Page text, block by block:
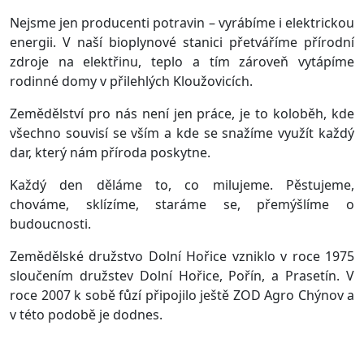
Nejsme jen producenti potravin – vyrábíme i elektrickou
energii. V naší bioplynové stanici přetváříme přírodní
zdroje na elektřinu, teplo a tím zároveň vytápíme
rodinné domy v přilehlých Kloužovicích.
Zemědělství pro nás není jen práce, je to koloběh, kde
všechno souvisí se vším a kde se snažíme využít každý
dar, který nám příroda poskytne.
Každý den děláme to, co milujeme. Pěstujeme,
chováme, sklízíme, staráme se, přemýšlíme o
budoucnosti.
Zemědělské družstvo Dolní Hořice vzniklo v roce 1975
sloučením družstev Dolní Hořice, Pořín, a Prasetín. V
roce 2007 k sobě fůzí připojilo ještě ZOD Agro Chýnov a
v této podobě je dodnes.